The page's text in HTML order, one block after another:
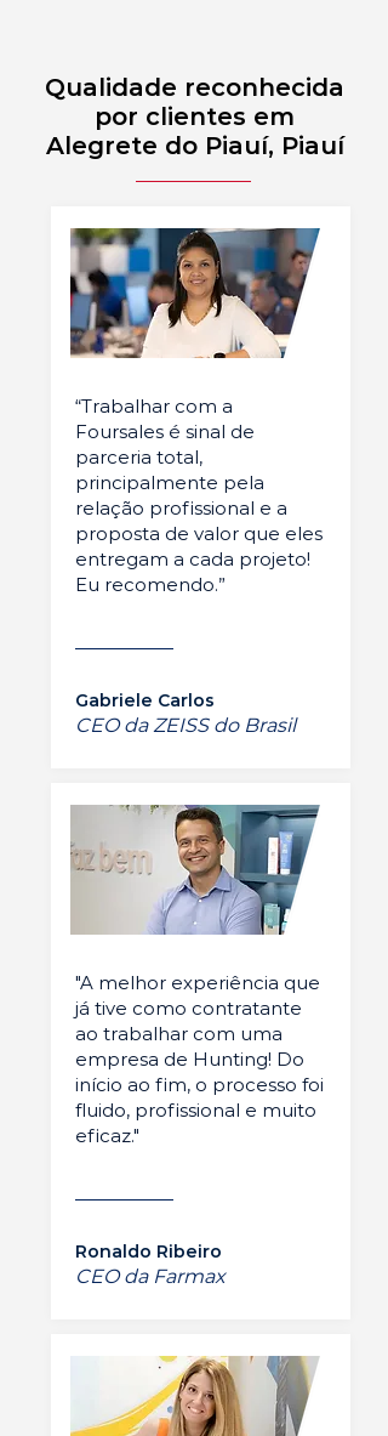
Qualidade reconhecida
por clientes em
Alegrete do Piauí, Piauí
“Trabalhar com a
Foursales é sinal de
parceria total,
principalmente pela
relação profissional e a
proposta de valor que eles
entregam a cada projeto!
Eu recomendo.”
Gabriele Carlos
CEO da ZEISS do Brasil
"A melhor experiência que
já tive como contratante
ao trabalhar com uma
empresa de Hunting! Do
início ao fim, o processo foi
fluido, profissional e muito
eficaz."
Ronaldo Ribeiro
CEO da Farmax